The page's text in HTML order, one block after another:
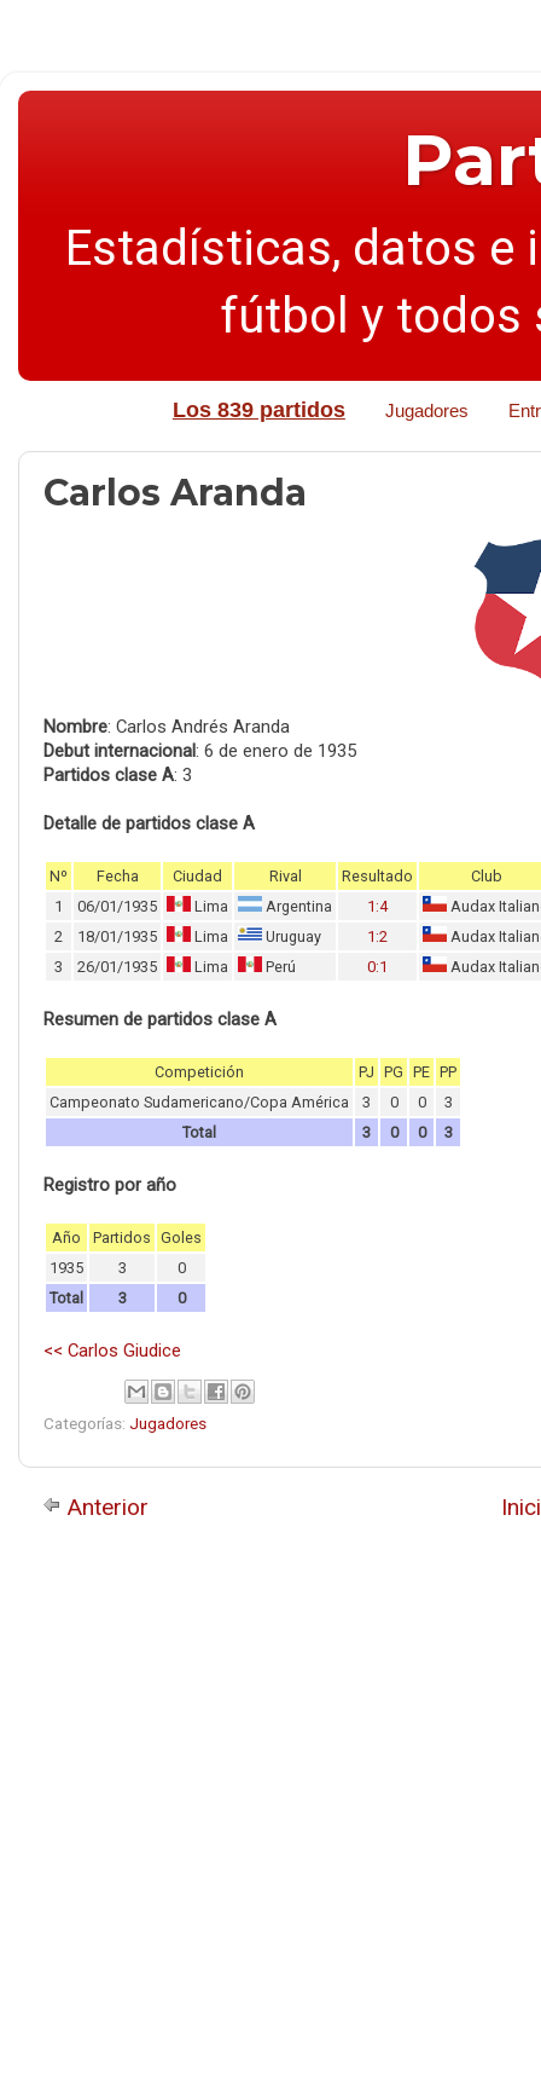
Estadísticas, datos e
fútbol y todos
Los 839 partidos Jugadores
Carlos Aranda
Nombre: Carlos Andrés Aranda
Debut internacional: 6 de enero de 1935
Partidos clase A: 3
Detalle de partidos clase A
Nº Fecha Ciudad Rival Resultado
Club
1
06/01/1935 Lima Argentina 1:4
Audax
2
18/01/1935 Lima Uruguay 1:2
Audax
3
26/01/1935 Lima Perú 0:1 Audax
Resumen de partidos clase A
Competición PJ PG PE PP
Campeonato Sudamericano/Copa América
3 0 0
3
Total
3 0 0 3
Registro por año
Año Partidos Goles
1935
3
0
Total
3 0
<< Carlos Giudice
Categorías: Jugadores
Anterior